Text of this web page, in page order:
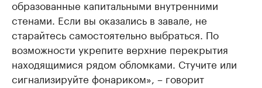
образованные капитальными внутренними
стенами. Если вы оказались в завале, не
старайтесь самостоятельно выбраться. По
возможности укрепите верхние перекрытия
находящимися рядом обломками. Стучите или
сигнализируйте фонариком», – говорит